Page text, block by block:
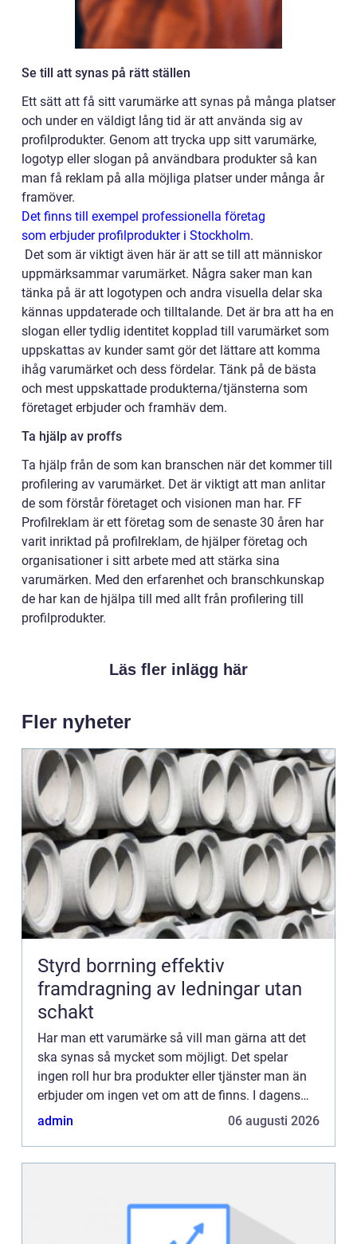
Se till att synas på rätt ställen
Ett sätt att få sitt varumärke att synas på många platser
och under en väldigt lång tid är att använda sig av
profilprodukter. Genom att trycka upp sitt varumärke,
logotyp eller slogan på användbara produkter så kan
man få reklam på alla möjliga platser under många år
framöver.
Det finns till exempel professionella företag
som erbjuder profilprodukter i Stockholm.
Det som är viktigt även här är att se till att människor
uppmärksammar varumärket. Några saker man kan
tänka på är att logotypen och andra visuella delar ska
kännas uppdaterade och tilltalande. Det är bra att ha en
slogan eller tydlig identitet kopplad till varumärket som
uppskattas av kunder samt gör det lättare att komma
ihåg varumärket och dess fördelar. Tänk på de bästa
och mest uppskattade produkterna/tjänsterna som
företaget erbjuder och framhäv dem.
Ta hjälp av proffs
Ta hjälp från de som kan branschen när det kommer till
profilering av varumärket. Det är viktigt att man anlitar
de som förstår företaget och visionen man har. FF
Profilreklam är ett företag som de senaste 30 åren har
varit inriktad på profilreklam, de hjälper företag och
organisationer i sitt arbete med att stärka sina
varumärken. Med den erfarenhet och branschkunskap
de har kan de hjälpa till med allt från profilering till
profilprodukter.
Läs fler inlägg här
Fler nyheter
Styrd borrning effektiv
framdragning av ledningar utan
schakt
Har man ett varumärke så vill man gärna att det
ska synas så mycket som möjligt. Det spelar
ingen roll hur bra produkter eller tjänster man än
erbjuder om ingen vet om att de finns. I dagens
samhälle finns de...
admin 06 augusti 2026